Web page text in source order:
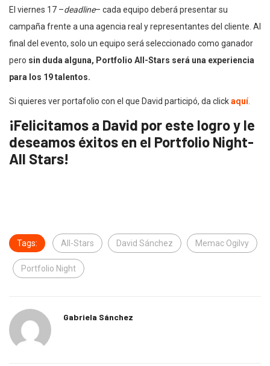
El viernes 17 –deadline– cada equipo deberá presentar su
campaña frente a una agencia real y representantes del cliente. Al
final del evento, solo un equipo será seleccionado como ganador
pero sin duda alguna, Portfolio All-Stars será una experiencia
para los 19 talentos.
Si quieres ver portafolio con el que David participó, da clickaquí.
¡Felicitamos a David por este logro y le
deseamos éxitos en el Portfolio Night-
All Stars!
Tags: All-Stars David Sánchez Memac Ogilvy
Portfolio Night
Gabriela Sánchez